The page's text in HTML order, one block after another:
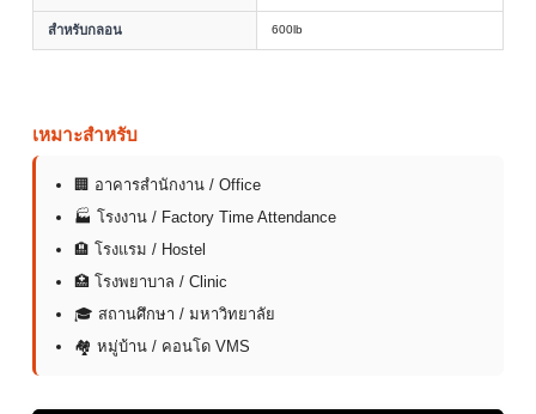
สำหรับกลอน 600lb
เหมาะสำหรับ
🏢 อาคารสำนักงาน / Office
🏭 โรงงาน / Factory Time Attendance
🏨 โรงแรม / Hostel
🏥 โรงพยาบาล / Clinic
🎓 สถานศึกษา / มหาวิทยาลัย
🏘 หมู่บ้าน / คอนโด VMS